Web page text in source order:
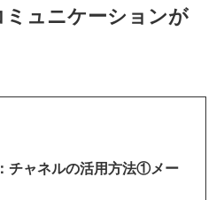
ュニケーションが
チャネルの活用方法①メー